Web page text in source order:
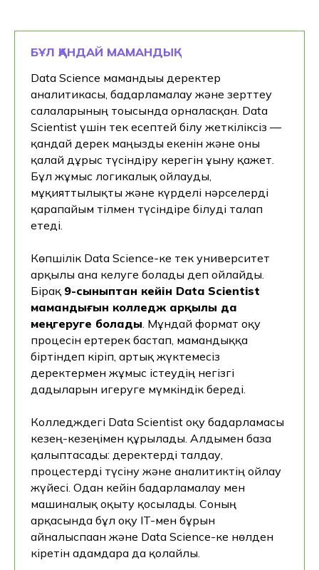
БҰЛ ҚАНДАЙ МАМАНДЫҚ
Data Science мамандығы деректер
аналитикасы, бағдарламалау және зерттеу
салаларының тоғысында орналасқан. Data
Scientist үшін тек есептей білу жеткіліксіз —
қандай дерек маңызды екенін және оны
қалай дұрыс түсіндіру керегін ұғыну қажет.
Бұл жұмыс логикалық ойлауды,
мұқияттылықты және күрделі нәрселерді
қарапайым тілмен түсіндіре білуді талап
етеді.
Көпшілік Data Science-ке тек университет
арқылы ғана келуге болады деп ойлайды.
Бірақ 9-сыныптан кейін Data Scientist
мамандығын колледж арқылы да
меңгеруге болады. Мұндай формат оқу
процесін ертерек бастап, мамандыққа
біртіндеп кіріп, артық жүктемесіз
деректермен жұмыс істеудің негізгі
дағдыларын игеруге мүмкіндік береді.
Колледждегі Data Scientist оқу бағдарламасы
кезең-кезеңімен құрылады. Алдымен база
қалыптасады: деректерді талдау,
процестерді түсіну және аналитиктің ойлау
жүйесі. Одан кейін бағдарламалау мен
машиналық оқыту қосылады. Соның
арқасында бұл оқу IT-мен бұрын
айналыспаған және Data Science-ке нөлден
кіретін адамдарға да қолайлы.